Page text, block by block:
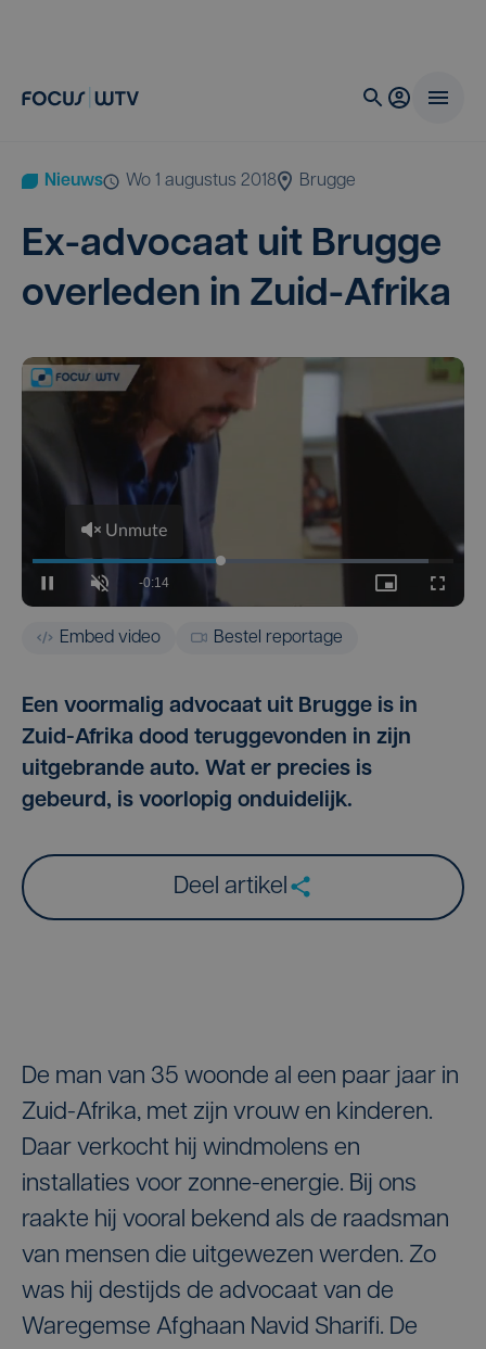
Nieuws wo 1 augustus 2018 Brugge
Ex-advo­caat uit Brug­ge
over­le­den in Zuid-Afrika
Embed video Bestel reportage
Een voormalig advocaat uit Brugge is in
Zuid-Afrika dood teruggevonden in zijn
uitgebrande auto. Wat er precies is
gebeurd, is voorlopig onduidelijk.
Deel artikel
De man van 35 woonde al een paar jaar in
Zuid-Afrika, met zijn vrouw en kinderen.
Daar verkocht hij windmolens en
installaties voor zonne-energie. Bij ons
raakte hij vooral bekend als de raadsman
van mensen die uitgewezen werden. Zo
was hij destijds de advocaat van de
Waregemse Afghaan Navid Sharifi. De